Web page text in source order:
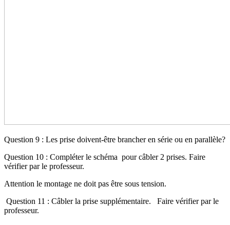
Question 9 : Les prise doivent-être brancher en série ou en parallèle?
Question 10 : Compléter le schéma pour câbler 2 prises. Faire
vérifier par le professeur.
Attention le montage ne doit pas être sous tension.
Question 11 : Câbler la prise supplémentaire. Faire vérifier par le
professeur.